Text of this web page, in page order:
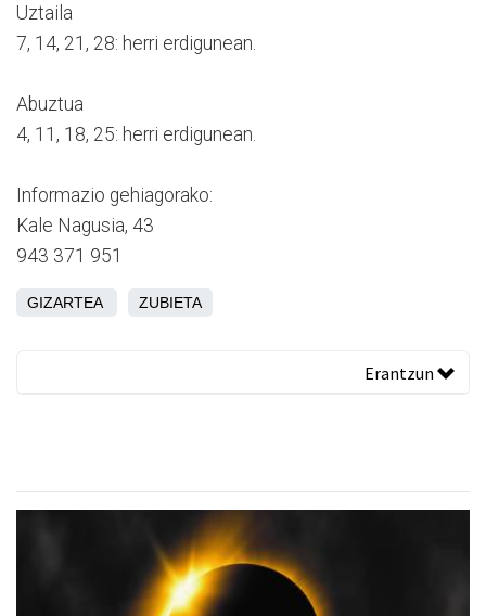
Uztaila
7, 14, 21, 28: herri erdigunean.
Abuztua
4, 11, 18, 25: herri erdigunean.
Informazio gehiagorako:
Kale Nagusia, 43
943 371 951
GIZARTEA ZUBIETA
Erantzun